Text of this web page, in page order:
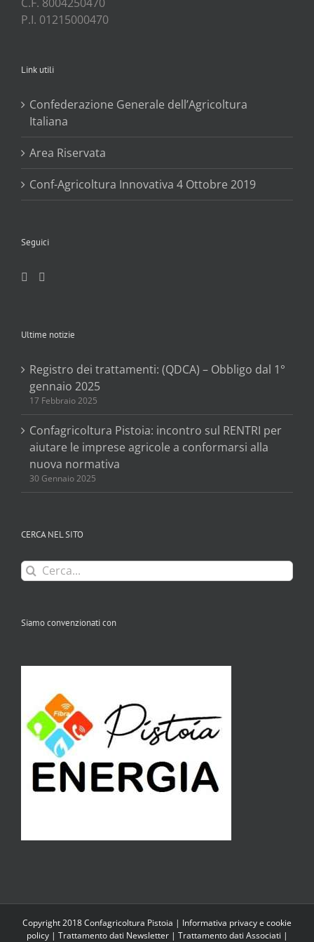
P.I. 01215000470
Link utili
Confederazione Generale dell’Agricoltura
Italiana
Area Riservata
Conf-Agricoltura Innovativa 4 Ottobre 2019
Seguici
Ultime notizie
Registro dei trattamenti: (QDCA) – Obbligo dal 1°
gennaio 2025
17 Febbraio 2025
Confagricoltura Pistoia: incontro sul RENTRI per
aiutare le imprese agricole a conformarsi alla
nuova normativa
30 Gennaio 2025
CERCA NEL SITO
Cerca
per:
Siamo convenzionati con
Copyright 2018 Confagricoltura Pistoia | Informativa privacy e cookie
policy| Trattamento dati Newsletter| Trattamento dati Associati |